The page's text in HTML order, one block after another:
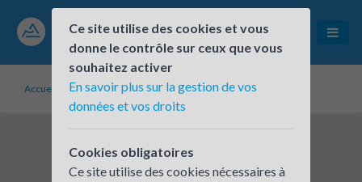
Accueil Établissements inscrits AGF SCOP ENTREPRISES
Ce site utilise des cookies et vous
donne le contrôle sur ceux que vous
souhaitez activer
En savoir plus sur la gestion de vos
données et vos droits
Cookies obligatoires
Ce site utilise des cookies nécessaires à